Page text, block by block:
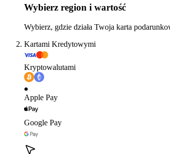
Wybierz region i wartość
Wybierz, gdzie działa Twoja karta
Kartami Kredytowymi
Kryptowalutami
Apple Pay
Google Pay